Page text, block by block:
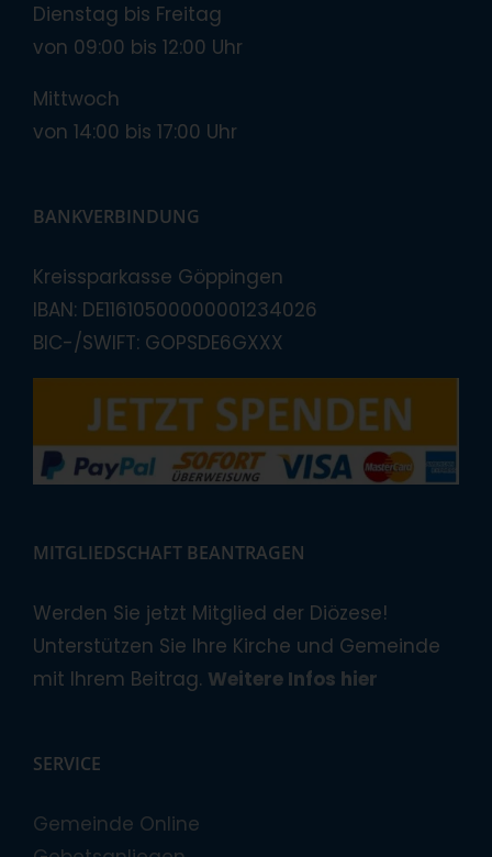
Dienstag bis Freitag
von 09:00 bis 12:00 Uhr
Mittwoch
von 14:00 bis 17:00 Uhr
BANKVERBINDUNG
Kreissparkasse Göppingen
IBAN: DE11610500000001234026
BIC-/SWIFT: GOPSDE6GXXX
MITGLIEDSCHAFT BEANTRAGEN
Werden Sie jetzt Mitglied der Diözese!
Unterstützen Sie Ihre Kirche und Gemeinde
mit Ihrem Beitrag. Weitere Infos hier
SERVICE
Gemeinde Online